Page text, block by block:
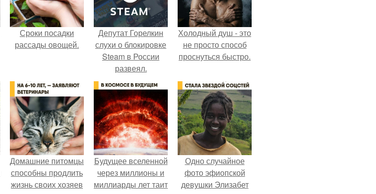
Сроки посадки
рассады овощей.
Депутат Горелкин
слухи о блокировке
Steam в России
развеял.
Холодный душ - это
не просто способ
проснуться быстро.
Домашние питомцы
способны продлить
жизнь своих хозяев
Будущее вселенной
через миллионы и
миллиарды лет таит
Одно случайное
фото эфиопской
девушки Элизабет